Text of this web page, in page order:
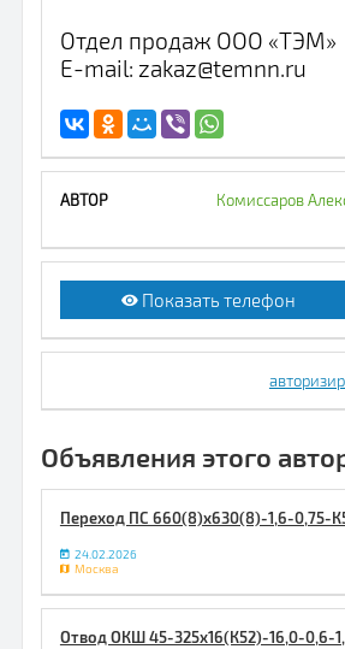
Отдел продаж ООО «ТЭМ»
E-mail: zakaz@temnn.ru
Комиссаров
Показать телефон
Объявления этого
Переход ПС 660(8)х630(8)-1,6-0,75-
24.02.2026
Москва
Отвод ОКШ 45-325х16(К52)-16,0-0,6-